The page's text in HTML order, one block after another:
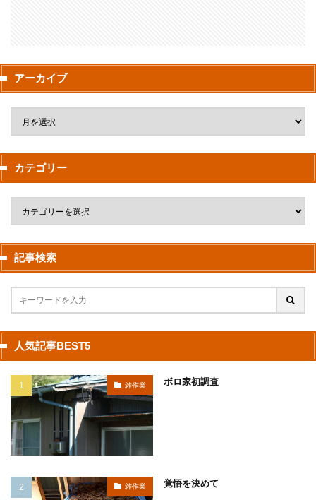
アーカイブ
カテゴリー
記事検索
人気記事BEST5
雑作業 ボロ家初調査
雑作業 覚悟を決めて